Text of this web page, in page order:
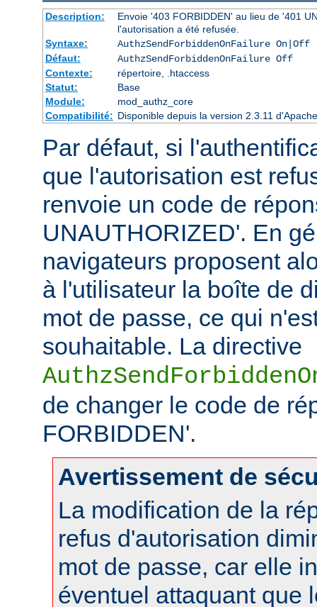
Description:
Envoie '403 FORBIDDEN' au lieu de '401
l'autorisation a été refusée.
Syntaxe:
AuthzSendForbiddenOnFailure On|Off
Défaut:
AuthzSendForbiddenOnFailure Off
Contexte:
répertoire, .htaccess
Statut:
Base
Module:
mod_authz_core
Compatibilité: Disponible depuis la version 2.3.11
Par défaut, si
que l'autorisation est
renvoie un code de
UNAUTHORIZED'. En
navigateurs proposent
à l'utilisateur la boîte de
mot de passe, ce qui
souhaitable. La directive
de changer le code de
FORBIDDEN'.
Avertissement de
La modification de la
refus d'autorisation
mot de passe, car elle
éventuel attaquant que